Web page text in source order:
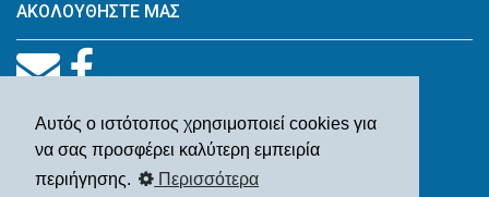
Αυτός ο ιστότοπος χρησιμοποιεί cookies για
να σας προσφέρει καλύτερη εμπειρία
περιήγησης.
Περισσότερα
ΑΚΟΛΟΥΘΗΣΤΕ ΜΑΣ